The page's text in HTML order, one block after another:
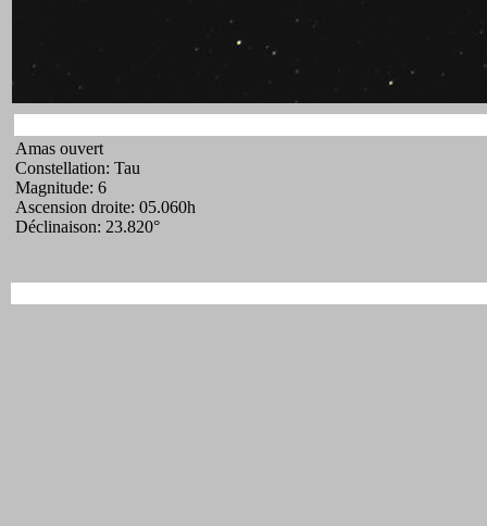
Amas ouvert
Constellation: Tau
Magnitude: 6
Ascension droite: 05.060h
Déclinaison: 23.820°